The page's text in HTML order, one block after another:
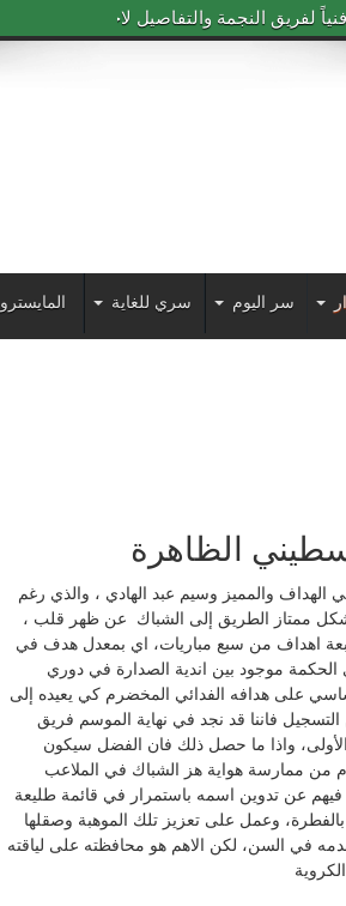
لفريق النجمة والتفاصيل لاحقاً
سر اليوم سري للغاية المايسترو
الظاهرة
الهداف والمميز وسيم عبد الهادي ، والذي رغم
ممتاز الطريق إلى الشباك عن ظهر قلب ،
سبعة اهداف من سبع مباريات، اي بمعدل هدف في
موجود بين اندية الصدارة في دوري
بشكل كبير واساسي على هدافه الفدائي المخضرم كي يعيده إلى
التسجيل فاننا قد نجد في نهاية الموسم فريق
واذا ما حصل ذلك فان الفضل سيكون
من ممارسة هواية هز الشباك في الملاعب
عن تدوين اسمه باستمرار في قائمة طليعة
وعمل على تعزيز تلك الموهبة وصقلها
في السن، لكن الاهم هو محافظته على لياقته